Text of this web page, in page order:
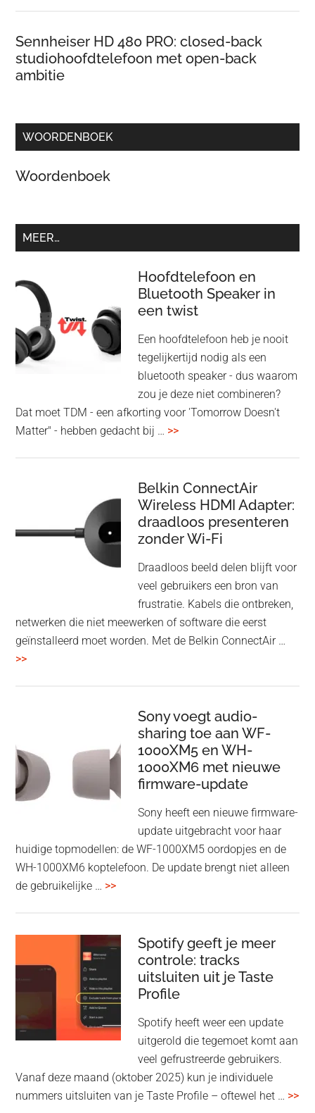
Sennheiser HD 480 PRO: closed-back
studiohoofdtelefoon met open-back
ambitie
WOORDENBOEK
Woordenboek
MEER…
Hoofdtelefoon en
Bluetooth Speaker in
een twist
Een hoofdtelefoon heb je nooit
tegelijkertijd nodig als een
bluetooth speaker - dus waarom
zou je deze niet combineren?
Dat moet TDM - een afkorting voor 'Tomorrow Doesn't
Matter" - hebben gedacht bij … >>overHoofdtelefoon
Speaker
in
een
twist
Belkin ConnectAir
Wireless HDMI Adapter:
draadloos presenteren
zonder Wi-Fi
Draadloos beeld delen blijft voor
veel gebruikers een bron van
frustratie. Kabels die ontbreken,
netwerken die niet meewerken of software die eerst
geïnstalleerd moet worden. Met de Belkin ConnectAir …
>>overBelkin
draadloos
presenteren
zonder
Wi-
Sony voegt audio-
sharing toe aan WF-
1000XM5 en WH-
1000XM6 met nieuwe
firmware-update
Sony heeft een nieuwe firmware-
update uitgebracht voor haar
huidige topmodellen: de WF-1000XM5 oordopjes en de
WH-1000XM6 koptelefoon. De update brengt niet alleen
de gebruikelijke … >>overSony
sharing
WF-
en
1000XM6
nieuwe
Spotify geeft je meer
controle: tracks
uitsluiten uit je Taste
Profile
Spotify heeft weer een update
uitgerold die tegemoet komt aan
veel gefrustreerde gebruikers.
Vanaf deze maand (oktober 2025) kun je individuele
nummers uitsluiten van je Taste Profile – oftewel het … >>